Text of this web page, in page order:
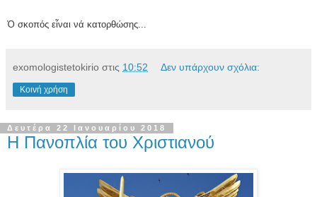
Ὁ σκοπός εἶναι νά κατορθώσης...
exomologistetokirio στις 10:52 Δεν υπάρχουν σχόλια:
Κοινή χρήση
Δευτέρα 22 Ιανουαρίου 2018
Η Πανοπλία του Χριστιανού